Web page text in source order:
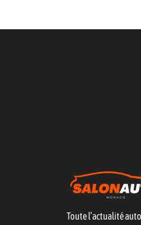
Toute l’actualité